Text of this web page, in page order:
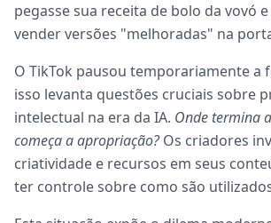
pegasse sua receita de bolo da vovó
vender versões "melhoradas" na
O TikTok pausou temporariamente a
isso levanta questões cruciais sobre
intelectual na era da IA. Onde termina
começa a apropriação?Os criadores
criatividade e recursos em seus
ter controle sobre como são